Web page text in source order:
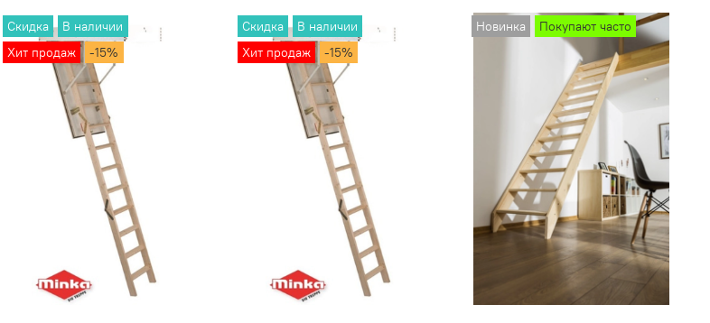
Скидка
В наличии
Хит продаж
-15%
Скидка
В наличии
Хит продаж
-15%
Новинка Покупают часто